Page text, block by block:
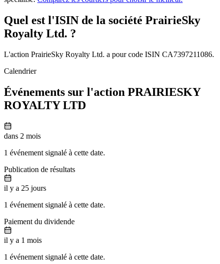
Quel est l'ISIN de la société PrairieSky
Royalty Ltd. ?
L'action PrairieSky Royalty Ltd. a pour code ISIN CA7397211086.
Calendrier
Événements sur l'action PRAIRIESKY
ROYALTY LTD
dans 2 mois
1 événement signalé à cette date.
Publication de résultats
il y a 25 jours
1 événement signalé à cette date.
Paiement du dividende
il y a 1 mois
1 événement signalé à cette date.